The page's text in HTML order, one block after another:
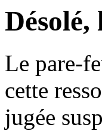
Désolé,
Le pare-
cette
jugée